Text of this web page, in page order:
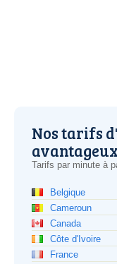
Nos tarifs
avantageux
Tarifs par minute à
Belgique
Cameroun
Canada
Côte d'Ivoire
France